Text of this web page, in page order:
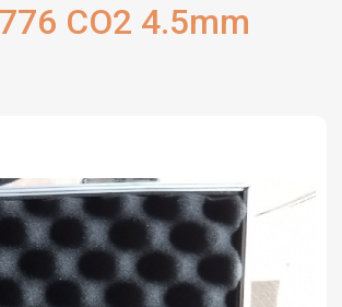
CO2 4.5mm